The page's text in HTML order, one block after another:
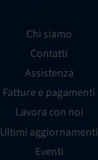
Chi siamo
Contatti
Assistenza
Fatture e pagamenti
Lavora con noi
Ultimi aggiornamenti
Eventi